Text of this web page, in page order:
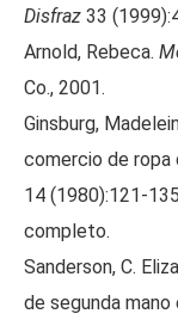
Disfraz 33
Arnold, Rebeca.
Co., 2001.
Ginsburg,
comercio de ropa
14 (1980):121-
completo.
Sanderson, C.
de segunda